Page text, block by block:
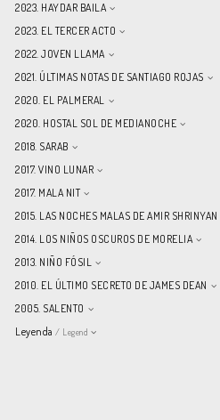
2023. HAYDAR BAILA
2023. EL TERCER ACTO
2022. JOVEN LLAMA
2021. ÚLTIMAS NOTAS DE SANTIAGO ROJAS
2020. EL PALMERAL
2020. HOSTAL SOL DE MEDIANOCHE
2018. SARAB
2017. VINO LUNAR
2017. MALA NIT
2015. LAS NOCHES MALAS DE AMIR SHRINYAN
2014. LOS NIÑOS OSCUROS DE MORELIA
2013. NIÑO FÓSIL
2010. EL ÚLTIMO SECRETO DE JAMES DEAN
2005. SALENTO
Leyenda / Legend